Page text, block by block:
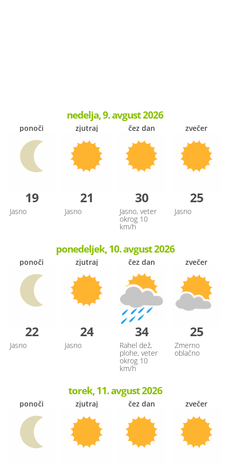
nedelja, 9. avgust 2026
ponoči
19
Jasno
zjutraj
21
Jasno
čez dan
30
Jasno, veter
okrog 10
km/h
zvečer
25
Jasno
ponedeljek, 10. avgust 2026
ponoči
22
Jasno
zjutraj
24
Jasno
čez dan
34
Rahel dež,
plohe, veter
okrog 10
km/h
zvečer
25
Zmerno
oblačno
torek, 11. avgust 2026
ponoči zjutraj čez dan zvečer